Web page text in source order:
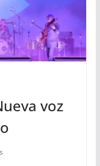
voz